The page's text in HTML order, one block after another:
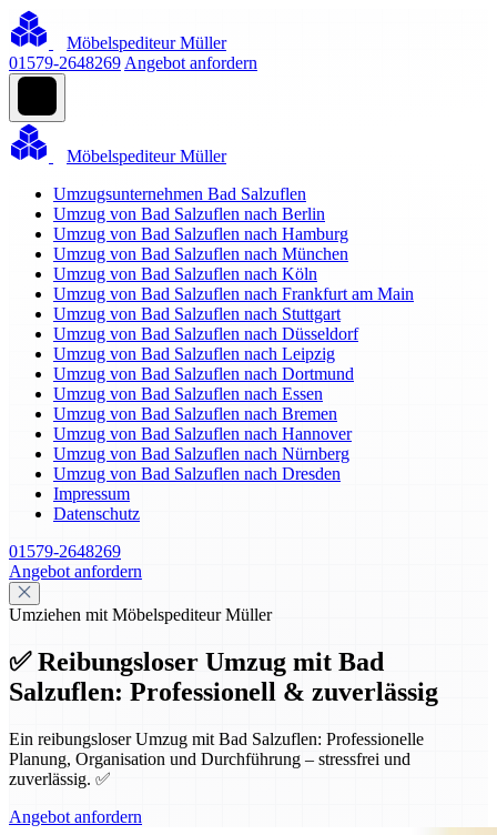
Möbelspediteur Müller
01579-2648269 Angebot anfordern
Möbelspediteur Müller
Umzugsunternehmen Bad Salzuflen
Umzug von Bad Salzuflen nach Berlin
Umzug von Bad Salzuflen nach Hamburg
Umzug von Bad Salzuflen nach München
Umzug von Bad Salzuflen nach Köln
Umzug von Bad Salzuflen nach Frankfurt am Main
Umzug von Bad Salzuflen nach Stuttgart
Umzug von Bad Salzuflen nach Düsseldorf
Umzug von Bad Salzuflen nach Leipzig
Umzug von Bad Salzuflen nach Dortmund
Umzug von Bad Salzuflen nach Essen
Umzug von Bad Salzuflen nach Bremen
Umzug von Bad Salzuflen nach Hannover
Umzug von Bad Salzuflen nach Nürnberg
Umzug von Bad Salzuflen nach Dresden
Impressum
Datenschutz
01579-2648269
Angebot anfordern
Umziehen mit Möbelspediteur Müller
✅ Reibungsloser Umzug mit Bad
Salzuflen: Professionell & zuverlässig
Ein reibungsloser Umzug mit Bad Salzuflen: Professionelle
Planung, Organisation und Durchführung – stressfrei und
zuverlässig. ✅
Angebot anfordern